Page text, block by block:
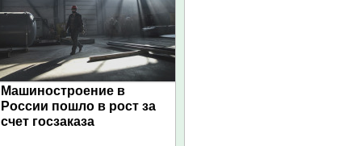
Машиностроение в
России пошло в рост за
счет госзаказа